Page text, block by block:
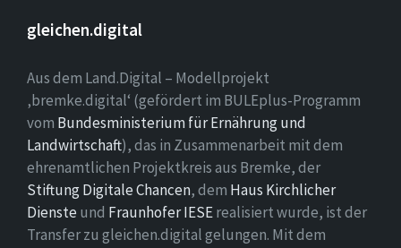
gleichen.digital
Aus dem Land.Digital – Modellprojekt
‚bremke.digital‘ (gefördert im BULEplus-Programm
vom Bundesministerium für Ernährung und
Landwirtschaft), das in Zusammenarbeit mit dem
ehrenamtlichen Projektkreis aus Bremke, der
Stiftung Digitale Chancen, dem Haus Kirchlicher
Dienste und Fraunhofer IESErealisiert wurde, ist der
Transfer zu gleichen.digital gelungen. Mit dem